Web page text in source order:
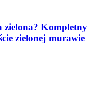
zielona? Kompletny
zielonej murawie